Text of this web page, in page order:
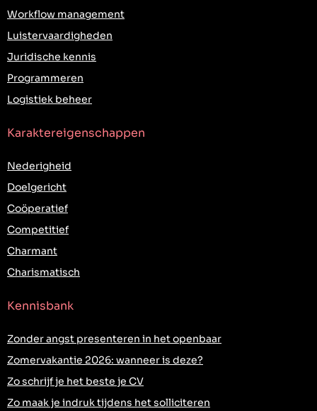
Workflow management
Luistervaardigheden
Juridische kennis
Programmeren
Logistiek beheer
Karaktereigenschappen
Nederigheid
Doelgericht
Coöperatief
Competitief
Charmant
Charismatisch
Kennisbank
Zonder angst presenteren in het openbaar
Zomervakantie 2026: wanneer is deze?
Zo schrijf je het beste je CV
Zo maak je indruk tijdens het solliciteren